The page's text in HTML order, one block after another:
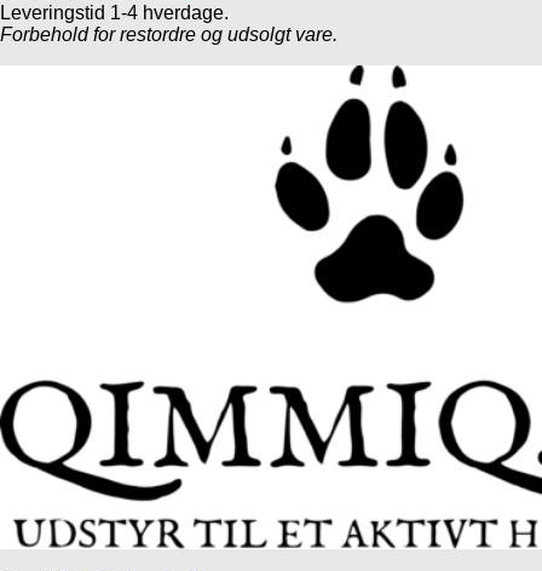
Leveringstid 1-4 hverdage.
Forbehold for restordre og udsolgt vare.